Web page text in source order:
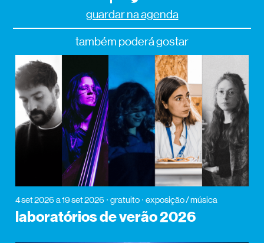
guardar na agenda
também poderá gostar
4 set 2026 a 19 set 2026 gratuito exposição / música
laboratórios de verão 2026